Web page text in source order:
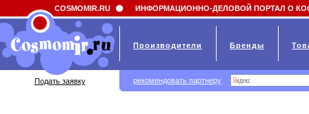
Field 'news_title' doesn't have a default value
COSMOMIR.RU ИНФОРМАЦИОННО-ДЕЛОВОЙ ПОРТАЛ О
Производители Бренды
Подать заявку рекомендовать партнеру